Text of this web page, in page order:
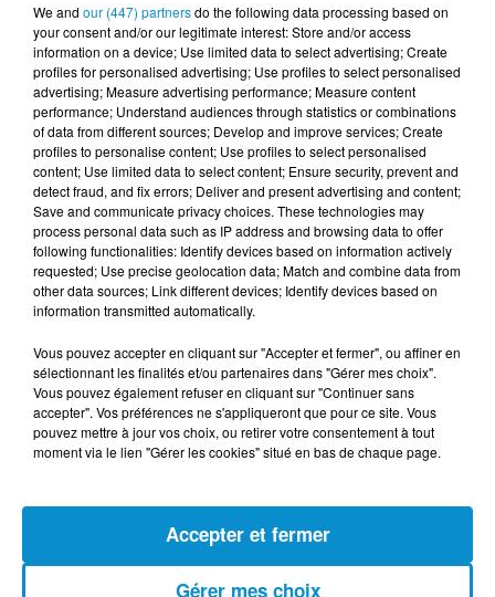
DERNIERS PODCASTS
24 juillet 2026
Les Zinformés - 24/07/26
23 juillet 2026
Les Zinformés - 23/07/26
We and our (447) partnersdo the following data processing based on
your consent and/or our legitimate interest: Store and/or access
information on a device; Use limited data to select advertising; Create
profiles for personalised advertising; Use profiles to select personalised
advertising; Measure advertising performance; Measure content
performance; Understand audiences through statistics or combinations
of data from different sources; Develop and improve services; Create
profiles to personalise content; Use profiles to select personalised
content; Use limited data to select content; Ensure security, prevent and
detect fraud, and fix errors; Deliver and present advertising and content;
Save and communicate privacy choices. These technologies may
process personal data such as IP address and browsing data to offer
following functionalities: Identify devices based on information actively
requested; Use precise geolocation data; Match and combine data from
other data sources; Link different devices; Identify devices based on
information transmitted automatically.
Vous pouvez accepter en cliquant sur "Accepter et fermer", ou affiner en
sélectionnant les finalités et/ou partenaires dans "Gérer mes choix".
Vous pouvez également refuser en cliquant sur "Continuer sans
accepter". Vos préférences ne s'appliqueront que pour ce site. Vous
pouvez mettre à jour vos choix, ou retirer votre consentement à tout
moment via le lien "Gérer les cookies" situé en bas de chaque page.
Gérer mes choix
Accepter et fermer